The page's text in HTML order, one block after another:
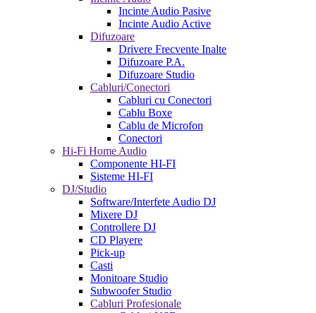
Incinte Audio Pasive
Incinte Audio Active
Difuzoare
Drivere Frecvente Inalte
Difuzoare P.A.
Difuzoare Studio
Cabluri/Conectori
Cabluri cu Conectori
Cablu Boxe
Cablu de Microfon
Conectori
Hi-Fi Home Audio
Componente HI-FI
Sisteme HI-FI
DJ/Studio
Software/Interfete Audio DJ
Mixere DJ
Controllere DJ
CD Playere
Pick-up
Casti
Monitoare Studio
Subwoofer Studio
Cabluri Profesionale